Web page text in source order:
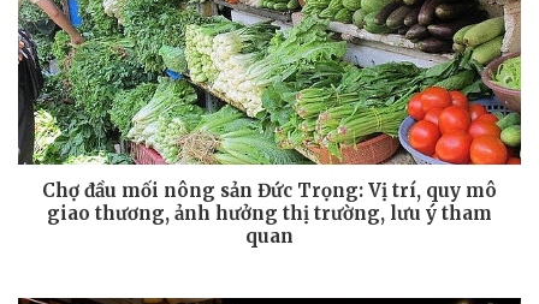
Chợ đầu mối nông sản Đức Trọng: Vị trí, quy mô
giao thương, ảnh hưởng thị trường, lưu ý tham
quan